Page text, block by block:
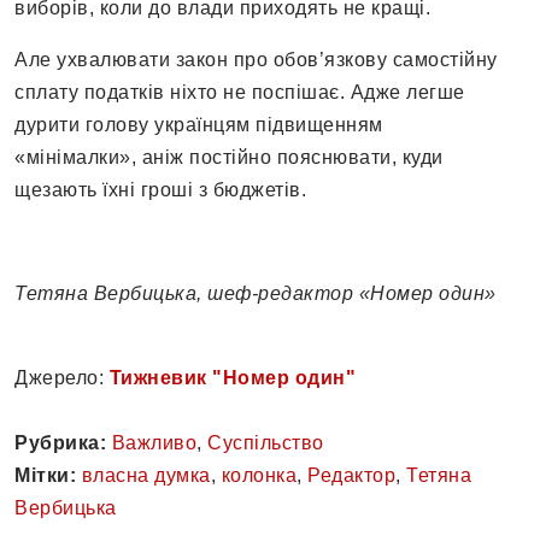
виборів, коли до влади приходять не кращі.
Але ухвалювати закон про обов’язкову самостійну
сплату податків ніхто не поспішає. Адже легше
дурити голову українцям підвищенням
«мінімалки», аніж постійно пояснювати, куди
щезають їхні гроші з бюджетів.
Тетяна Вербицька, шеф-редактор «Номер один»
Джерело: Тижневик "Номер один"
Рубрика: Важливо, Суспільство
Мітки: власна думка, колонка, Редактор, Тетяна
Вербицька